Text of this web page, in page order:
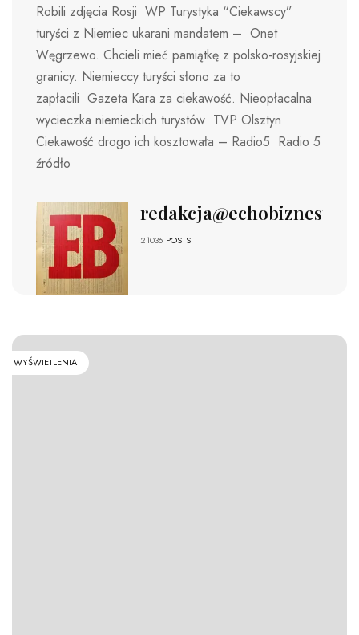
Robili zdjęcia Rosji WP Turystyka “Ciekawscy”
turyści z Niemiec ukarani mandatem – Onet
Węgrzewo. Chcieli mieć pamiątkę z polsko-rosyjskiej
granicy. Niemieccy turyści słono za to
zapłacili Gazeta Kara za ciekawość. Nieopłacalna
wycieczka niemieckich turystów TVP Olsztyn
Ciekawość drogo ich kosztowała – Radio5 Radio 5
źródło
redakcja@echobiznesu.pl
21036 POSTS
WYŚWIETLENIA